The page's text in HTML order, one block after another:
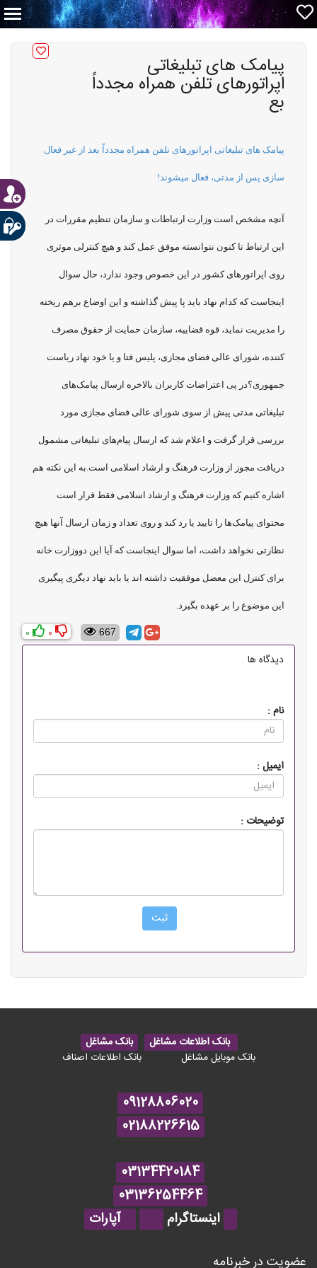
پیامک های تبلیغاتی
اپراتورهای تلفن همراه مجدداً
بع
پیامک های تبلیغاتی اپراتورهای تلفن همراه مجدداً بعد از غیر فعال
سازی پس از مدتی، فعال میشوند!
آنچه مشخص است وزارت ارتباطات و سازمان تنظیم مقررات در
این ارتباط تا کنون نتوانسته موفق عمل کند و هیچ کنترلی موثری
روی اپراتورهای کشور در این خصوص وجود ندارد، حال سوال
اینجاست که کدام نهاد باید پا پیش گذاشته و این اوضاع برهم ریخته
را مدیریت نماید، قوه قضاییه، سازمان حمایت از حقوق مصرف
کننده، شورای عالی فضای مجازی، پلیس فتا و یا خود نهاد ریاست
جمهوری؟در پی اعتراضات کاربران بالاخره ارسال پیامک‌های
تبلیغاتی مدتی پیش از سوی شورای عالی فضای مجازی مورد
بررسی قرار گرفت و اعلام شد که ارسال پیام‌های تبلیغاتی مشمول
دریافت مجوز از وزارت فرهنگ و ارشاد اسلامی است.به این نکته هم
اشاره کنیم که وزارت فرهنگ و ارشاد اسلامی فقط قرار است
محتوای پیامک‌ها را تایید یا رد ‌کند و روی تعداد و زمان ارسال آنها هیچ
نظارتی نخواهد داشت، اما سوال اینجاست که آیا این دووزارت خانه
برای کنترل این معضل موفقیت داشته اند یا باید نهاد دیگری پیگیری
این موضوع را بر عهده بگیرد.
667
0
0
دیدگاه ها
نام :
ایمیل :
توضیحات :
بانک اطلاعات مشاغل
بانک مشاغل
بانک موبایل مشاغل
بانک اطلاعات اصناف
09128806020
02188226615
03134420184
03136254464
اینستاگرام
آپارات
عضویت در خبرنامه